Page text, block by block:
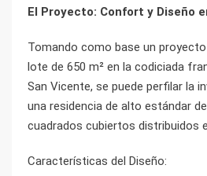
El Proyecto: Confort y Diseño
Tomando como base un
lote de 650 m² en la codiciada
San Vicente, se puede perfilar la
una residencia de alto estándar
cuadrados cubiertos distribuidos
Características del Diseño: